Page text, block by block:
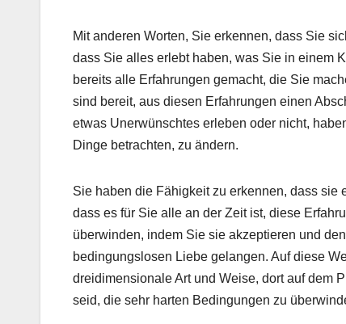
Mit anderen Worten, Sie erkennen, dass Sie
dass Sie alles erlebt haben, was Sie in einem
bereits alle Erfahrungen gemacht, die Sie
sind bereit, aus diesen Erfahrungen einen
etwas Unerwünschtes erleben oder nicht,
Dinge betrachten, zu ändern.
Sie haben die Fähigkeit zu erkennen, dass
dass es für Sie alle an der Zeit ist, diese
überwinden, indem Sie sie akzeptieren und
bedingungslosen Liebe gelangen. Auf diese
dreidimensionale Art und Weise, dort auf dem
seid, die sehr harten Bedingungen zu